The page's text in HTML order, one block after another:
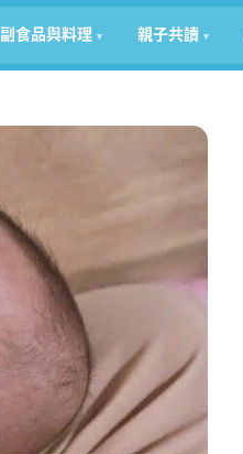
副食品與料理 親子共讀